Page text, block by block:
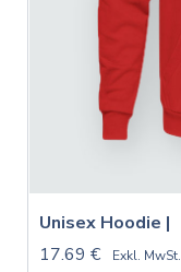
Unisex Hoodie |
17.69 €
Exkl. MwSt.